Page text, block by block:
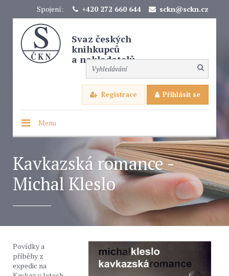
Spojení: +420 272 660 644 sckn@sckn.cz
Svaz českých
knihkupců
a nakladatelů
Registrace Přihlásit se
Menu
Kavkazská romance -
Michal Kleslo
Povídky a
příběhy z
expedic na